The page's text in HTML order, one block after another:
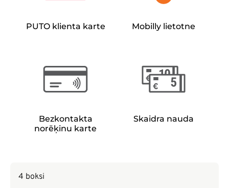
PUTO klienta karte Mobilly lietotne
Bezkontakta
norēķinu karte
Skaidra nauda
4 boksi